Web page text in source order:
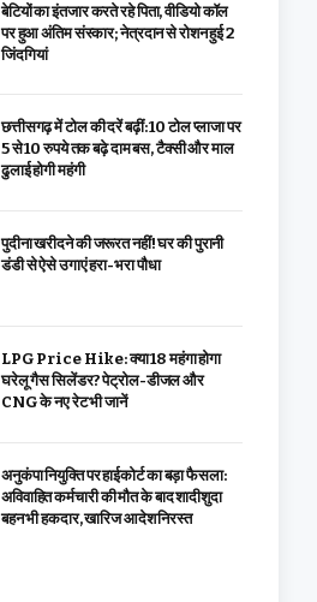
बेटियों का इंतजार करते रहे पिता, वीडियो कॉल
पर हुआ अंतिम संस्कार; नेत्रदान से रोशन हुई 2
जिंदगियां
छत्तीसगढ़ में टोल की दरें बढ़ीं: 10 टोल प्लाजा पर
5 से 10 रुपये तक बढ़े दाम बस, टैक्सी और माल
ढुलाई होगी महंगी
पुदीना खरीदने की जरूरत नहीं! घर की पुरानी
डंडी से ऐसे उगाएं हरा-भरा पौधा
LPG Price Hike: क्या ₹18 महंगा होगा
घरेलू गैस सिलेंडर? पेट्रोल-डीजल और
CNG के नए रेट भी जानें
अनुकंपा नियुक्ति पर हाईकोर्ट का बड़ा फैसला:
अविवाहित कर्मचारी की मौत के बाद शादीशुदा
बहन भी हकदार, खारिज आदेश निरस्त